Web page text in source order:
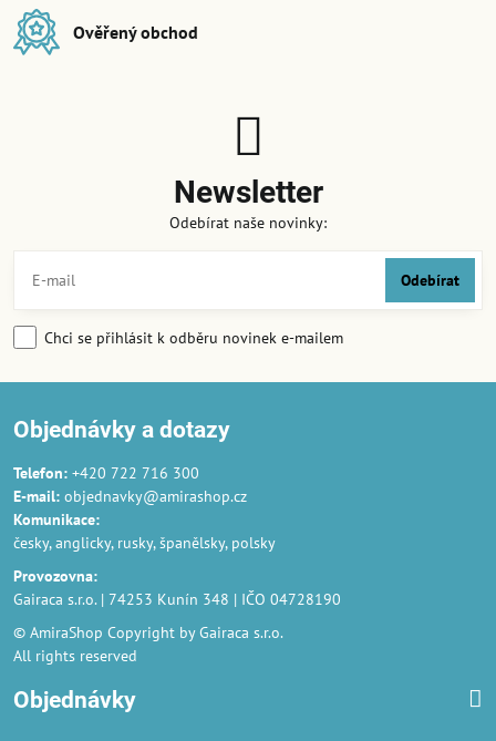
Ověřený obchod
Newsletter
Odebírat naše novinky:
Odebírat
Chci se přihlásit k odběru novinek e-mailem
Objednávky a dotazy
Telefon: +420 722 716 300
E-mail: objednavky@amirashop.cz
Komunikace:
česky, anglicky, rusky, španělsky, polsky
Provozovna:
Gairaca s.r.o. | 74253 Kunín 348 | IČO 04728190
© AmiraShop Copyright by Gairaca s.r.o.
All rights reserved
Objednávky